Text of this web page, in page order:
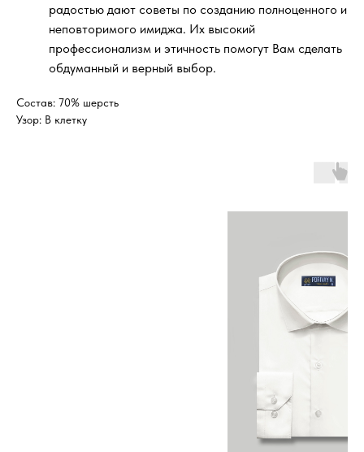
радостью дают советы по созданию полноценного и
неповторимого имиджа. Их высокий
профессионализм и этичность помогут Вам сделать
обдуманный и верный выбор.
Состав: 70% шерсть
Узор: В клетку